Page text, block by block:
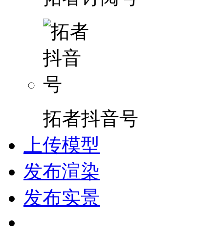
拓者抖音号
上传模型
发布渲染
发布实景